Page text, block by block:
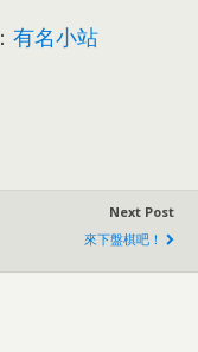
：有名小站
Next Post
來下盤棋吧！